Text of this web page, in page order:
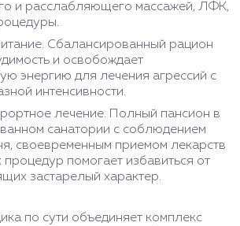
и расслабляющего массажей, ЛФК,
Сбалансированный рацион
и освобождает
энергию для лечения агрессий с
интенсивности.
лечение. Полный пансион в
санатории с соблюдением
своевременным приемом лекарств
процедур помогает избавиться от
застарелый характер.
по сути объединяет комплекс